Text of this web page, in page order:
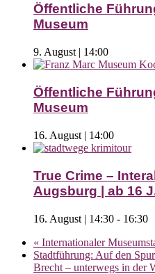
Öffentliche
Museum
9. August | 14:00
Öffentliche
Museum
16. August | 14:00
True Crime –
Augsburg | ab 16
16. August | 14:30 - 16:30
« Internationaler
Stadtführung: Auf den
Brecht – unterwegs in der